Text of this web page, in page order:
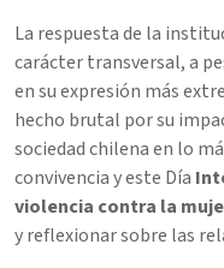
La respuesta de la
carácter transversal, a
en su expresión más
hecho brutal por su
sociedad chilena en lo
convivencia y este Día
violencia contra la
y reflexionar sobre las